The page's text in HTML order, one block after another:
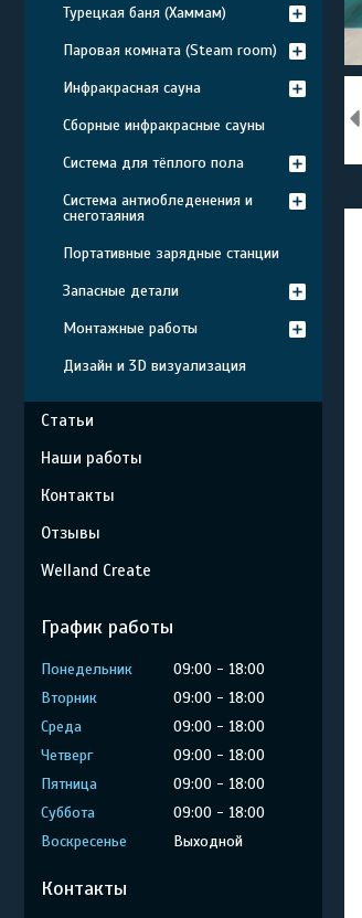
Турецкая баня (Хаммам)
Паровая комната (Steam room)
Инфракрасная сауна
Сборные инфракрасные сауны
Система для тёплого пола
Система антиобледенения и
снеготаяния
Портативные зарядные станции
Запасные детали
Монтажные работы
Дизайн и 3D визуализация
Статьи
Наши работы
Контакты
Отзывы
Welland Create
График работы
Понедельник 09:00
18:00
Вторник
09:00
18:00
Среда
09:00
18:00
Четверг
09:00
18:00
Пятница
09:00
18:00
Суббота
09:00
18:00
Воскресенье
Выходной
Контакты